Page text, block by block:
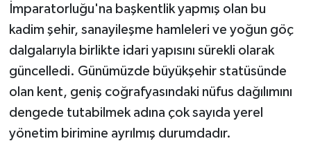
İmparatorluğu'na başkentlik yapmış olan bu
kadim şehir, sanayileşme hamleleri ve yoğun göç
dalgalarıyla birlikte idari yapısını sürekli olarak
güncelledi. Günümüzde büyükşehir statüsünde
olan kent, geniş coğrafyasındaki nüfus dağılımını
dengede tutabilmek adına çok sayıda yerel
yönetim birimine ayrılmış durumdadır.